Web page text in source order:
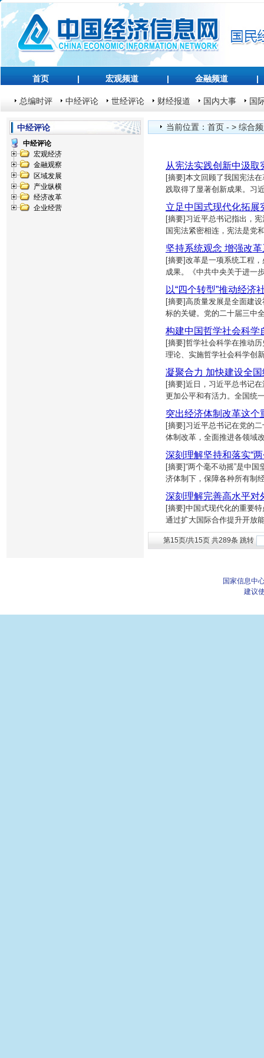
首页 | 宏观频道 | 金融频道 |
总编时评 中经评论 世经评论 财经报道 国内大事 国
中经评论
中经评论
宏观经济
金融观察
区域发展
产业纵横
经济改革
企业经营
当前位置： 首页 - > 综合
从宪法实践创新中汲取
[摘要]本文回顾了我国宪法
践取得了显著创新成果。习
立足中国式现代化拓展
[摘要]习近平总书记指出，
国宪法紧密相连，宪法是党
坚持系统观念 增强改
[摘要]改革是一项系统工程
成果。《中共中央关于进一
以“四个转型”推动经济
[摘要]高质量发展是全面建
标的关键。党的二十届三中
构建中国哲学社会科学
[摘要]哲学社会科学在推动
理论、实施哲学社会科学创
凝聚合力 加快建设全
[摘要]近日，习近平总书记
更加公平和有活力。全国统
突出经济体制改革这个
[摘要]习近平总书记在党的
体制改革，全面推进各领域
深刻理解坚持和落实“
[摘要]“两个毫不动摇”是中
济体制下，保障各种所有制
深刻理解完善高水平对
[摘要]中国式现代化的重要
通过扩大国际合作提升开放
第15页/共15页 共289条 跳转
国家信息中
建议